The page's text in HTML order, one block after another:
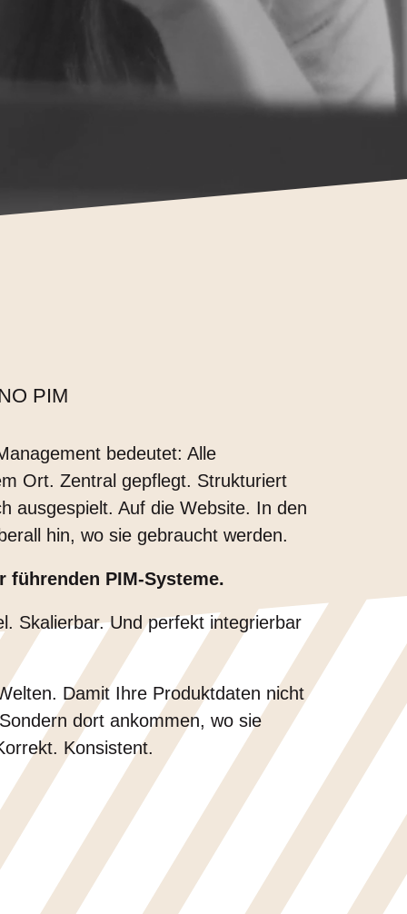
PIM
bedeutet: Alle
Ort. Zentral gepflegt. Strukturiert
ausgespielt. Auf die Website. In den
hin, wo sie gebraucht werden.
führenden PIM-Systeme.
Skalierbar. Und perfekt integrierbar
Damit Ihre Produktdaten nicht
dort ankommen, wo sie
Konsistent.